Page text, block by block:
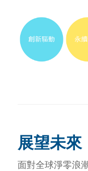
展望未來
面對全球淨零浪